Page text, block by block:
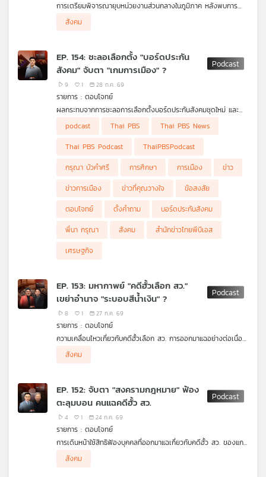
แผนที่
การเตรียมพิจารณายุบหน่วยงานส่วนกลางในภูมิภาค หลังพบการ
ทำงานซ้ำซ้อนกับผู้ว่าราชการจังหวัด และการพิจารณาปฏิรูป
โครงสร้างค่าตอบแทนของผู้บริหารส่วนท้องถิ่น
ผู้ร่วมรายการ
รศ. ดร.โอฬาร ถิ่นบางเตียว คณะรัฐศาสตร์ฯ ม.บูรพา
สังคม
EP. 154: ชะลอเลือกตั้ง "บอร์ดประกัน
สังคม" จับตา "เกมการเมือง" ?
9 1 28 ก.ค. 69
รายการ : ตอบโจทย์
ผลกระทบจากการชะลอการเลือกตั้งบอร์ดประกันสังคมชุดใหม่ และ
ใช้สิทธิเลือกตั้งรศ. ดร.ษัษฐรัมย์ ธรรมบุษดี อดีตกรรมการประกันสังคม
(บอร์ดประกันสังคม)
podcast Thai PBS
Thai PBS News
Thai PBS Podcast
ThaiPBSPodcast
กรุณา บัวคำศรี
การศึกษา การเมือง
ข่าว
ข่าวการเมือง
ข่าวที่คุณวางใจ
ข้อสงสัย
ตอบโจทย์
ตั้งคำถาม
บอร์ดประกันสังคม
พี่นา กรุณา
สังคม
สำนักข่าวไทยพีบีเอส
เศรษฐกิจ
EP. 153: มหากาพย์ "คดีฮั้วเลือก สว."
เขย่าอำนาจ "ระบอบสีน้ำเงิน" ?
8 1 27 ก.ค. 69
รายการ : ตอบโจทย์
ความเคลื่อนไหวเกี่ยวกับคดีฮั้วเลือก สว. การออกมาแฉอย่างต่อเนื่อง
ของฝ่ายค้าน และแรงกระเพื่อมทางการเมืองต่อระบอบสีน้ำเงิน
ผู้ร่วมรายการ
รศ. ดร.ปริญญา เทวานฤมิตรกุล คณะนิติศาสตร์
สังคม
EP. 152: จับตา "สงครามกฎหมาย" ฟ้อง
ตะลุมบอน คนแฉคดีฮั้ว สว.
4 1 24 ก.ค. 69
รายการ : ตอบโจทย์
การเดินหน้าใช้สิทธิฟ้องบุคคลที่ออกมาแฉเกี่ยวกับคดีฮั้ว สว. ของแกน
นำพรรคภูมิใจไทย ประเมินความคืบหน้าในการพิจารณาสำนวนคดีของ
กกต. และแรงกระเพื่อมทางการเมืองต่อรัฐบาล
ผู้ร่วมรายการ
รศ.สมชัย ศรีสุทธิยากร อดีตกรรมการการเลือกตั้ง (กกต.)
สังคม